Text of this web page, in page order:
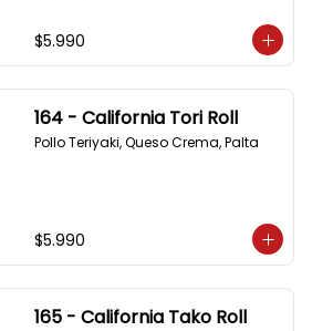
$5.990
164 - California Tori Roll
Pollo Teriyaki, Queso Crema, Palta
$5.990
165 - California Tako Roll